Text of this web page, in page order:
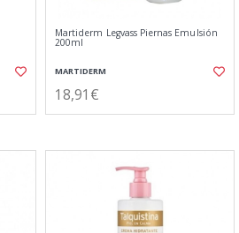
Martiderm Legvass Piernas Emulsión
200ml
MARTIDERM
18,91€